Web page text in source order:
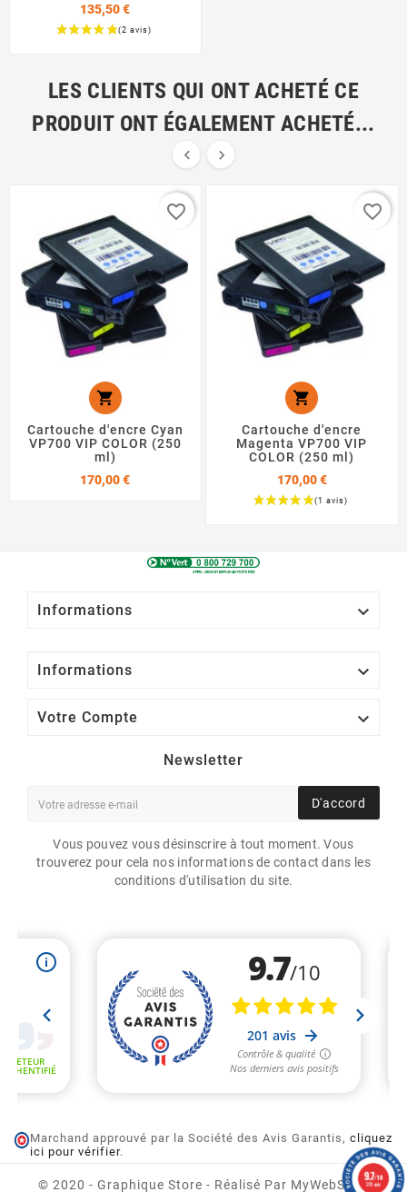
135,50 €
Prix
LES CLIENTS QUI ONT ACHETÉ CE
PRODUIT ONT ÉGALEMENT ACHETÉ...
 

Cartouche d'encre Cyan
VP700 VIP COLOR (250
ml)
170,00 €Prix
favorite_border

Cartouche d'encre
Magenta VP700 VIP
COLOR (250 ml)
170,00 €
Prix
favorite_border
NOIR VP600 VIP COLOR
Informations 
Informations 
Votre Compte 
Newsletter
D'accord
Vous pouvez vous désinscrire à tout moment. Vous
trouverez pour cela nos informations de contact dans les
conditions d'utilisation du site.
Marchand approuvé par la Société des Avis Garantis, cliquez
ici pour vérifier.
© 2020 - Graphique Store - Réalisé Par MyWebShop
9.7/10
201 avis